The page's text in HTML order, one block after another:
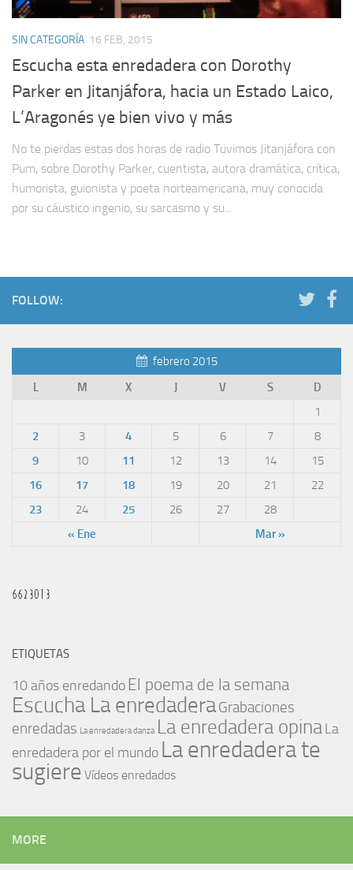
SIN CATEGORÍA 16 FEB, 2015
Escucha esta enredadera con Dorothy
Parker en Jitanjáfora, hacia un Estado Laico,
L’Aragonés ye bien vivo y más
No te pierdas estas dos horas de radio Tuvimos Jitanjáfora con
Pum, sobre Dorothy Parker, cuentista, autora dramática, crítica,
humorista, guionista y poeta norteamericana, muy conocida
por su cáustico ingenio, su sarcasmo y su...
FOLLOW:
febrero 2015
L
M X J V S D
« Ene Mar »
1
2
3 4 5 6 7
8
9
10 11 12 13 14
15
16
17 18 19 20 21
22
23
24 25 26 27 28
ETIQUETAS
10 años enredando El poema de la semana
Escucha La enredaderaGrabaciones
enredadas La enredadera danza La enredadera opina La
enredadera por el mundo La enredadera te
sugiere Vídeos enredados
MORE